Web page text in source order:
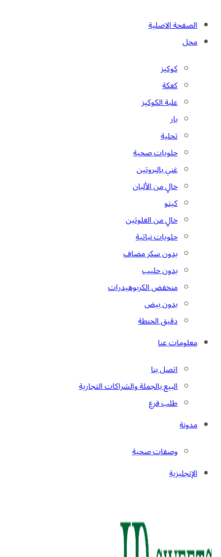
الصفحة الاصلية
محل
كوكيز
كعكة
علبة الكوكيز
بار
تحلية
حلويات صحية
غني بالبروتين
خالٍ من الألبان
كيتو
خالٍ من الغلوتين
حلويات نباتية
بدون سكر مضاف
بدون حليب
منخفض الكربوهيدرات
بدون بيض
دقيق الحنطة
معلومات عنا
اتصل بنا
البيع بالجملة والشراكات التجارية
طلب فرع
مدونة
وصفات صحية
الإنجليزية